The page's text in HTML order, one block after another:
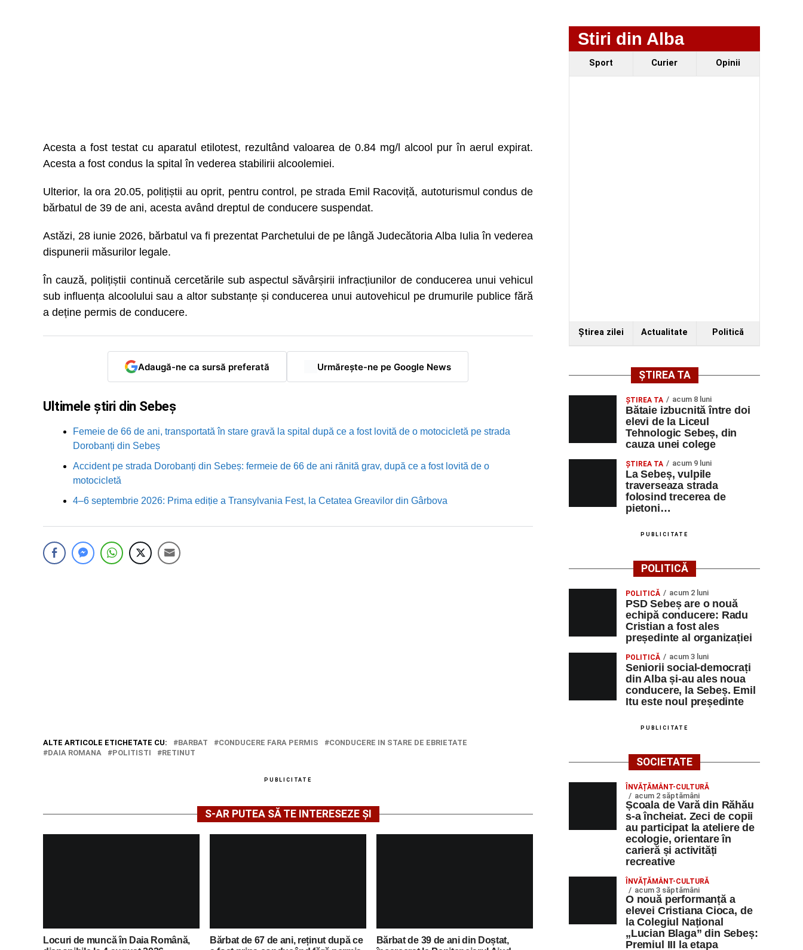
Acesta a fost testat cu aparatul etilotest, rezultând valoarea de 0.84 mg/l alcool pur în aerul expirat.
Acesta a fost condus la spital în vederea stabilirii alcoolemiei.
Ulterior, la ora 20.05, polițiștii au oprit, pentru control, pe strada Emil Racoviță, autoturismul condus de
bărbatul de 39 de ani, acesta având dreptul de conducere suspendat.
Astăzi, 28 iunie 2026, bărbatul va fi prezentat Parchetului de pe lângă Judecătoria Alba Iulia în vederea
dispunerii măsurilor legale.
În cauză, polițiștii continuă cercetările sub aspectul săvârșirii infracțiunilor de conducerea unui vehicul
sub influența alcoolului sau a altor substanțe și conducerea unui autovehicul pe drumurile publice fără
a deține permis de conducere.
Adaugă-ne ca sursă preferată Urmărește-ne pe Google News
Ultimele știri din Sebeș
Femeie de 66 de ani, transportată în stare gravă la spital după ce a fost lovită de o motocicletă pe strada
Dorobanți din Sebeș
Accident pe strada Dorobanți din Sebeș: fermeie de 66 de ani rănită grav, după ce a fost lovită de o
motocicletă
4–6 septembrie 2026: Prima ediție a Transylvania Fest, la Cetatea Greavilor din Gârbova
ALTE ARTICOLE ETICHETATE CU: BARBAT CONDUCERE FARA PERMIS
CONDUCERE IN STARE DE EBRIETATE
DAIA ROMANA
POLITISTI RETINUT
PUBLICITATE
S-AR PUTEA SĂ TE INTERESEZE ȘI
Locuri de muncă în Daia Română,
Bărbat de 67 de ani, reținut după ce
Bărbat de 39 de ani din Doștat,
Stiri din Alba
Sport Curier Opinii
Ştirea zilei Actualitate Politică
ȘTIREA TA
ŞTIREA TA acum 8 luni
Bătaie izbucnită între doi
elevi de la Liceul
Tehnologic Sebeș, din
cauza unei colege
ŞTIREA TA acum 9 luni
La Sebeș, vulpile
traverseaza strada
folosind trecerea de
pietoni…
PUBLICITATE
POLITICĂ
POLITICĂ acum 2 luni
PSD Sebeș are o nouă
echipă conducere: Radu
Cristian a fost ales
președinte al organizației
POLITICĂ acum 3 luni
Seniorii social-democrați
din Alba și-au ales noua
conducere, la Sebeș. Emil
Itu este noul președinte
PUBLICITATE
SOCIETATE
ÎNVĂȚĂMÂNT-CULTURĂ
acum 2 săptămâni
Școala de Vară din Răhău
s-a încheiat. Zeci de copii
au participat la ateliere de
ecologie, orientare în
carieră și activități
recreative
ÎNVĂȚĂMÂNT-CULTURĂ
acum 3 săptămâni
O nouă performanță a
elevei Cristiana Cioca, de
la Colegiul Național
„Lucian Blaga” din Sebeș:
Premiul III la etapa